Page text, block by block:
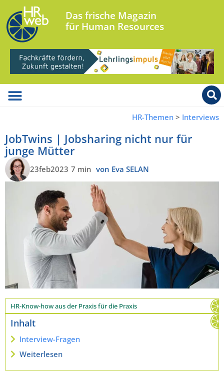
Das frische Magazin
für Human Resources
HR-Themen > Interviews
JobTwins | Jobsharing nicht nur für
junge Mütter
23feb2023 7 min von Eva SELAN
HR-Know-how aus der Praxis für die Praxis
Inhalt
Interview-Fragen
Weiterlesen